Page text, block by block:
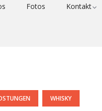
Fotos Kontakt
WHISKY